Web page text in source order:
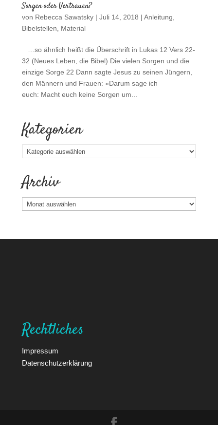
Sorgen oder Vertrauen?
von Rebecca Sawatsky| Juli 14, 2018 | Anleitung,
Bibelstellen, Material
…so ähnlich heißt die Überschrift in Lukas 12 Vers 22-
32 (Neues Leben, die Bibel) Die vielen Sorgen und die
einzige Sorge 22 Dann sagte Jesus zu seinen Jüngern,
den Männern und Frauen: »Darum sage ich
euch: Macht euch keine Sorgen um...
Kategorien
Kategorien
Archiv
Archiv
Rechtliches
Impressum
Datenschutzerklärung